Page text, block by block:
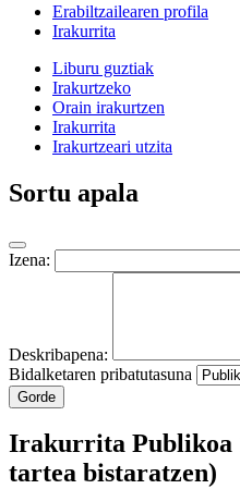
Erabiltzailearen profila
Irakurrita
Liburu guztiak
Irakurtzeko
Orain irakurtzen
Irakurrita
Irakurtzeari utzita
Sortu apala
Izena:
Deskribapena:
Bidalketaren pribatutasuna
Gorde
Irakurrita Publikoa
tartea bistaratzen)